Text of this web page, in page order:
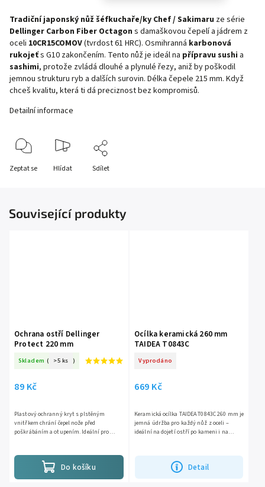
Tradiční japonský nůž šéfkuchaře/ky Chef / Sakimaru ze série
Dellinger Carbon Fiber Octagon s damaškovou čepelí a jádrem z
oceli 10CR15COMOV(tvrdost 61 HRC). Osmihranná karbonová
rukojeťs G10 zakončením. Tento nůž je ideál na přípravu sushi a
sashimi, protože zvládá dlouhé a plynulé řezy, aniž by poškodil
jemnou strukturu ryb a dalších surovin. Délka čepele 215 mm. Když
chceš kvalitu, která ti dá preciznost bez kompromisů.
Detailní informace
Zeptat se Hlídat Sdílet
Související produkty
Ochrana ostří Dellinger
Protect 220 mm
Skladem ( >5 ks )
89 Kč
Do košíku
Plastový ochranný kryt s plstěným
vnitřkem chrání čepel nože před
poškrábáním a otupením. Ideální pro
Ocílka keramická 260 mm
TAIDEA T0843C
Vyprodáno
669 Kč
Detail
Keramická ocílka TAIDEA T0843C 260 mm je
jemná údržba pro každý nůž z oceli –
ideální na dojetí ostří po kameni i na